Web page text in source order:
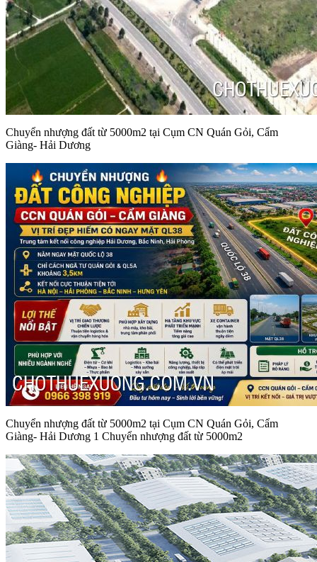
Chuyển nhượng đất từ 5000m2 tại Cụm CN Quán Gỏi, Cẩm
Giàng- Hải Dương
Chuyển nhượng đất từ 5000m2 tại Cụm CN Quán Gỏi, Cẩm
Giàng- Hải Dương 1 Chuyển nhượng đất từ 5000m2